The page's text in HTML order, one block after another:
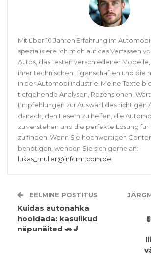
Mit über 10 Jahren Erfahrung im
spezialisiere ich mich auf das Verfassen
Autos, das Testen verschiedener
ihrer technischen Eigenschaften und die
in der Automobilindustrie. Meine Texte
tiefgehende Analysen, Rezensionen,
Empfehlungen zur Auswahl des richtigen
danach, den Lesern zu helfen, die
zu verstehen und die perfekte Lösung für
zu finden. Wenn Sie hochwertigen
benötigen, wenden Sie sich gerne an:
lukas_muller@inform.com.de
EELMINE POSTITUS
Kuidas autonahka
hooldada: kasulikud
näpunäited 🚗💺